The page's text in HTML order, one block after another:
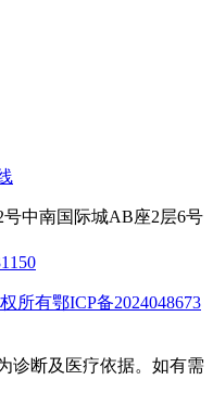
中南国际城AB座2层6号
所有鄂ICP备2024048673
诊断及医疗依据。如有需